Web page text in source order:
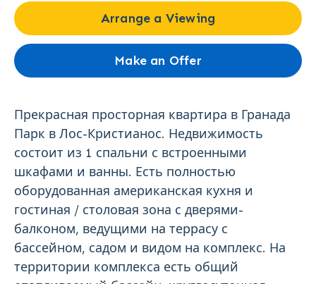
Arrange a Viewing
Make an Offer
Прекрасная просторная квартира в Гранада
Парк в Лос-Кристианос. Недвижимость
состоит из 1 спальни с встроенными
шкафами и ванны. Есть полностью
оборудованная американская кухня и
гостиная / столовая зона с дверями-
балконом, ведущими на террасу с
бассейном, садом и видом на комплекс. На
территории комплекса есть общий